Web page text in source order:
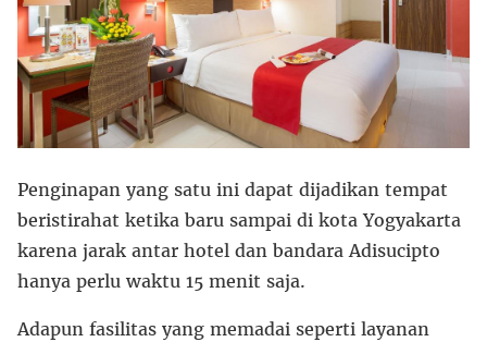
Penginapan yang satu ini dapat dijadikan tempat
beristirahat ketika baru sampai di kota Yogyakarta
karena jarak antar hotel dan bandara Adisucipto
hanya perlu waktu 15 menit saja.
Adapun fasilitas yang memadai seperti layanan